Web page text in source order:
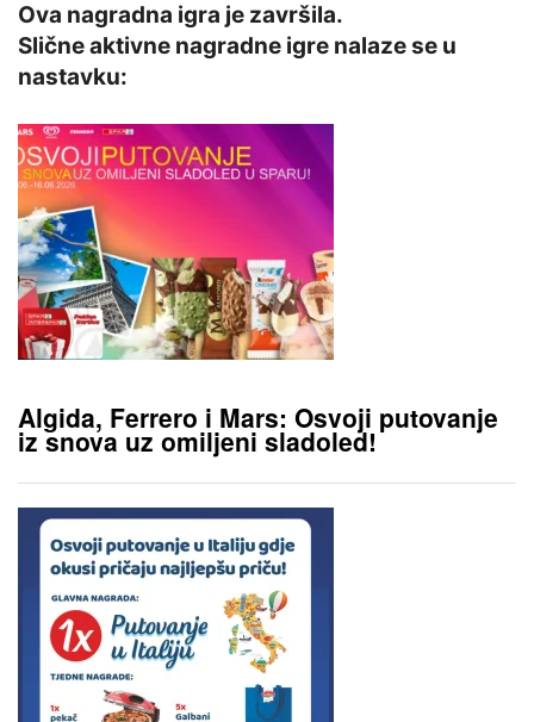
Ova nagradna igra je završila.
Slične aktivne nagradne igre nalaze se u
nastavku:
Algida, Ferrero i Mars: Osvoji putovanje
iz snova uz omiljeni sladoled!